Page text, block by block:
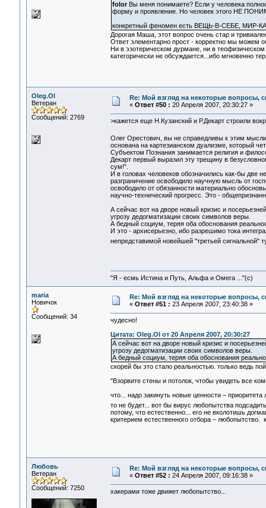
folorВы меня понимаете? Если у человека
форму и проявление. Но человек этого НЕ
конкретный феномен есть ВЕЩЬ-В-СЕБЕ, МИР-
Дорогая Маша, этот вопрос очень стар и
Ответ элементарно прост - корректно мы можем
Ни в эзотерическом дурмане, ни в
категорически не обсуждается...ибо мгновенно
Oleg.Ol
Ветеран
Сообщений: 2769
Re: Мой взгляд на некоторые вопросы,
« Ответ #50 : 20 Апреля 2007, 20:30:27 »
>кажется еще Н.Кузанский и Р.Декарт строили
Олег Орестович, вы не справедливы к этим
основана на картезианском дуализме, который
Субъектом Познания занимается религия и
Декарт первый выразил эту трещину в
сум!".
И в головах человеков обозначились как-бы две
разграничение освободило научную мысль от
освободило от обязанности материально
научно-технический прогресс. Это -
А сейчас вот на дворе новый кризис и
угрозу дедогматизации своих символов веры.
А бедный социум, теряя оба обоснования
И это - архисерьезно, ибо разрешимо тока
непредставимой новейшей "третьей сигнальной"
"Я - есмь Истина и Путь, Альфа и Омега ..."(с)
maria
Новичок
Сообщений: 34
Re: Мой взгляд на некоторые вопросы,
« Ответ #51 : 23 Апреля 2007, 23:40:38 »
чудесно!
Цитата: Oleg.Ol от 20 Апреля 2007, 20:30:27
А сейчас вот на дворе новый кризис и
угрозу дедогматизации своих символов веры.
А бедный социум, теряя оба обоснования
скорей бы это стало реальностью. только ведь
"Взорвите стены и потолок, чтобы увидеть все
что... надо закинуть новые ценности –
то не будет... вот бы вирус любопытства
потому, что естественно... его не вколотишь
критерием естественного отбора –
Любовь
Ветеран
Сообщений: 7250
Re: Мой взгляд на некоторые вопросы,
« Ответ #52 : 24 Апреля 2007, 09:16:38 »
хакерами тоже движет любопытство...